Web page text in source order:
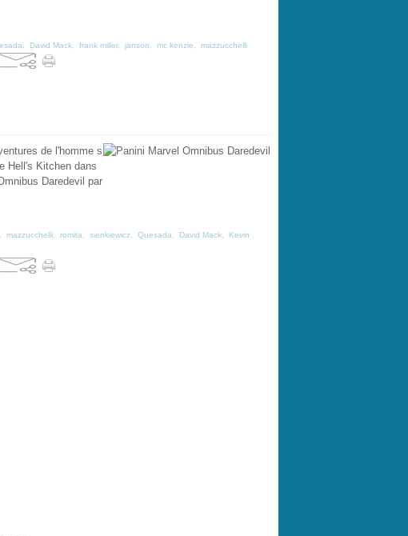
David Mack frank miller, janson mc kenzie mazzucchelli
de l'homme s
Hell's Kitchen dans
Daredevil par
mazzucchelli romita sienkiewicz Quesada David Mack
Kevin